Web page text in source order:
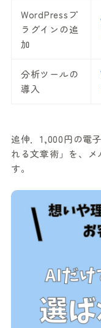
WordPressプ
ラグインの追
加
分析ツールの
導入
追伸．1,000円の電
れる文章術」を、
す。